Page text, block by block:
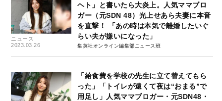
ニュース
2023.03.26
ヘト」と書いたら大炎上。人気ママブロ
ガー（元SDN 48）光上せあら夫妻に本音
を直撃！ 「あの時は本気で離婚したいぐ
らい夫が嫌いになった」
集英社オンライン編集部ニュース班
「給食費を学校の先生に立て替えてもら
った」「トイレが遠くて夜は“おまる”で
用足し」人気ママブロガー・元SDN48・